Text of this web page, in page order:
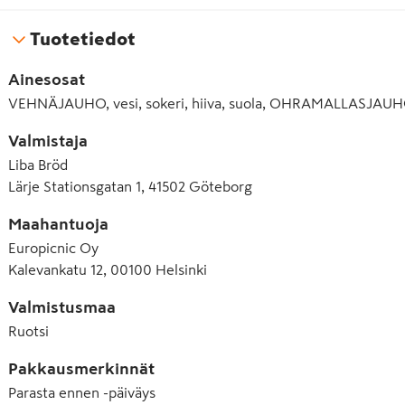
Tuotetiedot
Ainesosat
VEHNÄJAUHO, vesi, sokeri, hiiva, suola,
Valmistaja
Liba Bröd
Lärje Stationsgatan 1, 41502 Göteborg
Maahantuoja
Europicnic Oy
Kalevankatu 12, 00100 Helsinki
Valmistusmaa
Ruotsi
Pakkausmerkinnät
Parasta ennen -päiväys